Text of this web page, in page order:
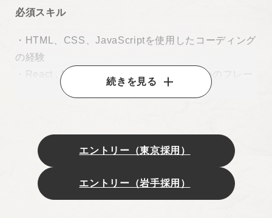
必須スキル
・HTML、CSS、JavaScriptを使用したコーディング
の経験
・React , Next.js / Vue.js , Nuxt.jsいずれかのフレー
ムワークを用いた開発経験
歓迎スキル
続きを見る
エントリー（東京採用）
エントリー（岩手採用）